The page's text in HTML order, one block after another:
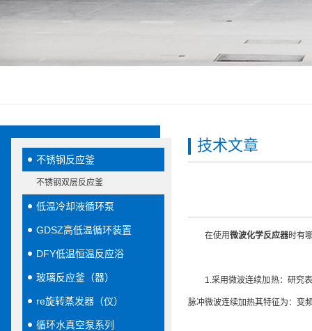
不锈钢反应釜
不锈钢双层反应釜
低温冷却液循环泵
GDSZ高低温循环装置
DFY低温恒温反应浴
玻璃反应釜（器）
re旋转蒸发器（仪）
循环水真空泵系列
技术文章
在使用微波化学反应器时有
1.采用微波连续加热：研究表
脉冲微波连续加热其特征为：变